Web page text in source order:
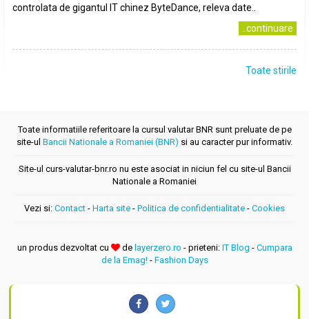
controlata de gigantul IT chinez ByteDance, releva date..
..continuare
Toate stirile
Toate informatiile referitoare la cursul valutar BNR sunt preluate de pe
site-ul Bancii Nationale a Romaniei (BNR) si au caracter pur informativ.
Site-ul curs-valutar-bnr.ro nu este asociat in niciun fel cu site-ul Bancii
Nationale a Romaniei
Vezi si: Contact - Harta site - Politica de confidentialitate - Cookies
un produs dezvoltat cu de layerzero.ro - prieteni: IT Blog - Cumpara
de la Emag!- Fashion Days